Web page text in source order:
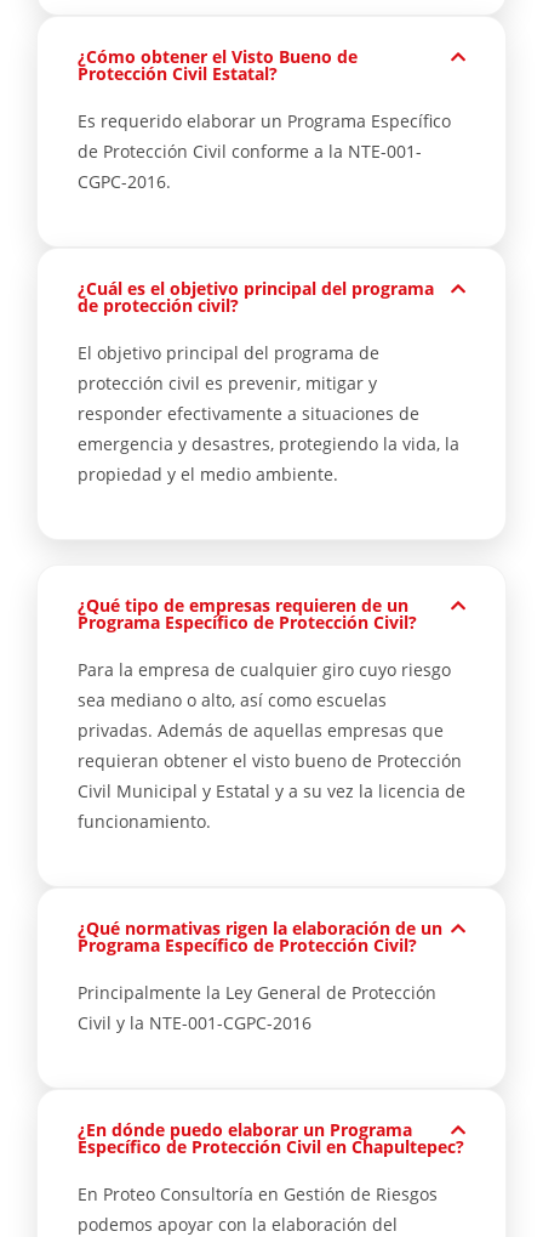
¿Cómo obtener el Visto Bueno de
Protección Civil Estatal?
Es requerido elaborar un Programa Específico
de Protección Civil conforme a la NTE-001-
CGPC-2016.
¿Cuál es el objetivo principal del programa
de protección civil?
El objetivo principal del programa de
protección civil es prevenir, mitigar y
responder efectivamente a situaciones de
emergencia y desastres, protegiendo la vida, la
propiedad y el medio ambiente.
¿Qué tipo de empresas requieren de un
Programa Específico de Protección Civil?
Para la empresa de cualquier giro cuyo riesgo
sea mediano o alto, así como escuelas
privadas. Además de aquellas empresas que
requieran obtener el visto bueno de Protección
Civil Municipal y Estatal y a su vez la licencia de
funcionamiento.
¿Qué normativas rigen la elaboración de un
Programa Específico de Protección Civil?
Principalmente la Ley General de Protección
Civil y la NTE-001-CGPC-2016
¿En dónde puedo elaborar un Programa
Específico de Protección Civil en Chapultepec?
En Proteo Consultoría en Gestión de Riesgos
podemos apoyar con la elaboración del